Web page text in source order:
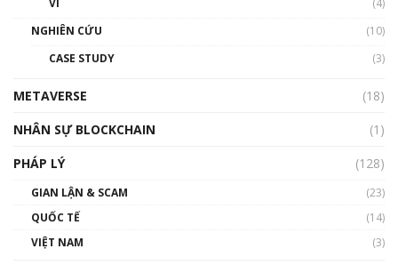
01:32:59
gió ấm
NGHIÊN CỨU
(10)
CASE STUDY
(3)
METAVERSE
(18)
NHÂN SỰ BLOCKCHAIN
(1)
PHÁP LÝ
(128)
GIAN LẬN & SCAM
(23)
QUỐC TẾ
(14)
VIỆT NAM
(3)